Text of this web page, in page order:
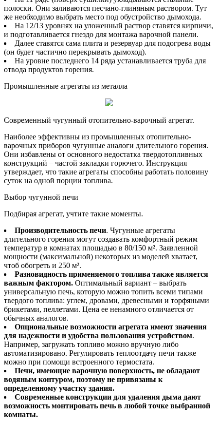
полоски. Они заливаются песчано-глиняным раствором. Тут
же необходимо выбрать место под обустройство дымохода.
На 12/13 уровнях на уложенный раствор ставятся кирпичи,
и подготавливается гнездо для монтажа варочной панели.
Далее ставятся сама плита и резервуар для подогрева воды
(он будет частично перекрывать дымоход).
На уровне последнего 14 ряда устанавливается труба для
отвода продуктов горения.
Промышленные агрегаты из металла
Современный чугунный отопительно-варочный агрегат.
Наиболее эффективны из промышленных отопительно-
варочных приборов чугунные аналоги длительного горения.
Они избавлены от основного недостатка твердотопливных
конструкций – частой закладки горючего. Инструкция
утверждает, что такие агрегаты способны работать половину
суток на одной порции топлива.
Выбор чугунной печи
Подбирая агрегат, учтите такие моменты.
Производительность печи. Чугунные агрегаты
длительного горения могут создавать комфортный режим
температур в комнатах площадью в 80/150 м². Заявленной
мощности (максимальной) некоторых из моделей хватает,
чтоб обогреть и 250 м².
Разновидность применяемого топлива также является
важным фактором. Оптимальный вариант – выбрать
универсальную печь, которую можно топить всеми типами
твердого топлива: углем, дровами, древесными и торфяными
брикетами, пеллетами. Цена ее ненамного отличается от
обычных аналогов.
Опциональные возможности агрегата имеют значения
для надежности и удобства пользования устройством.
Например, загружать топливо можно вручную либо
автоматизировано. Регулировать теплоотдачу печи также
можно при помощи встроенного термостата.
Печи, имеющие варочную поверхность, не обладают
водяным контуром, поэтому не привязаны к
определенному участку здания.
Современные конструкции для удаления дыма дают
возможность монтировать печь в любой точке выбранной
комнаты.